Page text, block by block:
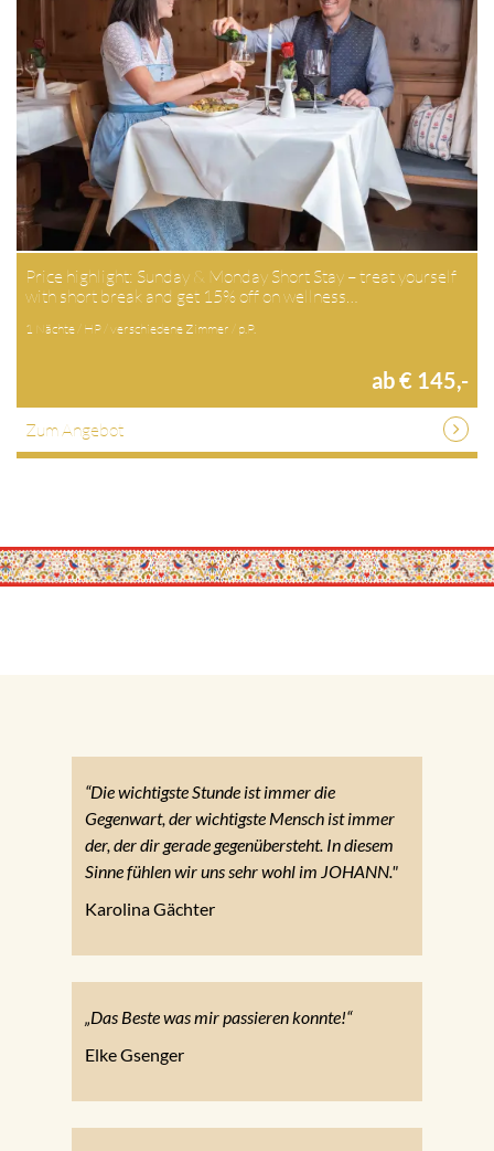
Price highlight: Sunday & Monday Short Stay – treat yourself
with short break and get 15% off on wellness…
1 Nächte / HP / verschiedene Zimmer / p.P.
ab € 145,-
Zum Angebot
“Die wichtigste Stunde ist immer die
Gegenwart, der wichtigste Mensch ist immer
der, der dir gerade gegenübersteht. In diesem
Sinne fühlen wir uns sehr wohl im JOHANN."
Karolina Gächter
„Das Beste was mir passieren konnte!“
Elke Gsenger